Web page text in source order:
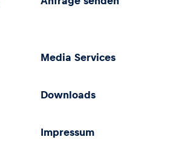
Media Services
Downloads
Impressum